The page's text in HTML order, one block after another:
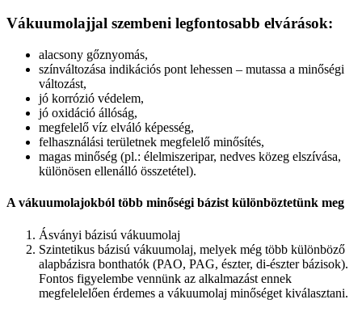
Vákuumolajjal szembeni legfontosabb elvárások:
alacsony gőznyomás,
színváltozása indikációs pont lehessen – mutassa a minőségi
változást,
jó korrózió védelem,
jó oxidáció állóság,
megfelelő víz elváló képesség,
felhasználási területnek megfelelő minősítés,
magas minőség (pl.: élelmiszeripar, nedves közeg elszívása,
különösen ellenálló összetétel).
A vákuumolajokból több minőségi bázist különböztetünk meg
Ásványi bázisú vákuumolaj
Szintetikus bázisú vákuumolaj, melyek még több különböző
alapbázisra bonthatók (PAO, PAG, észter, di-észter bázisok).
Fontos figyelembe vennünk az alkalmazást ennek
megfelelelően érdemes a vákuumolaj minőséget kiválasztani.